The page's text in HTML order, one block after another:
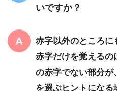
いですか？
赤字以外のところに
赤字だけを覚えるの
の赤字でない部分が
を選ぶヒントになる